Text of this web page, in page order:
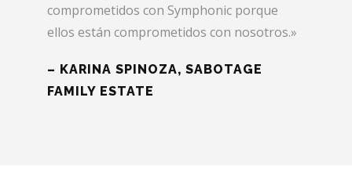
comprometidos con Symphonic porque
ellos están comprometidos con nosotros.»
– KARINA SPINOZA, SABOTAGE
FAMILY ESTATE